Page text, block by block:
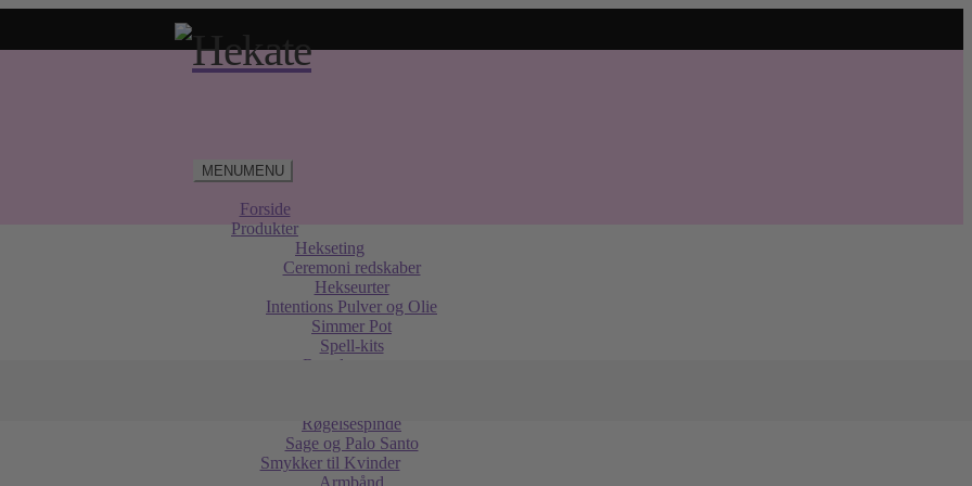
MENUMENU
Forside
Produkter
Hekseting
Ceremoni redskaber
Hekseurter
Intentions Pulver og Olie
Simmer Pot
Spell-kits
Røgelse
Røgelsespinde
Sage og Palo Santo
Smykker til Kvinder
Armbånd